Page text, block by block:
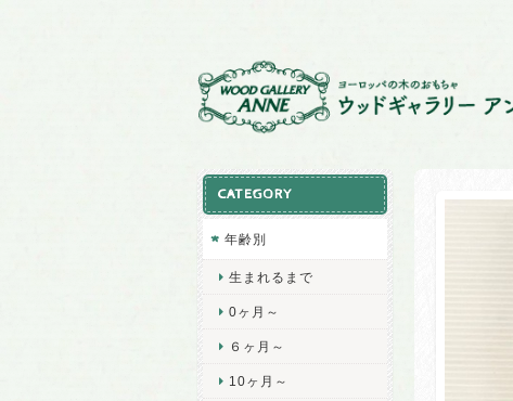
CATEGORY
年齢別
生まれるまで
0ヶ月～
６ヶ月～
10ヶ月～